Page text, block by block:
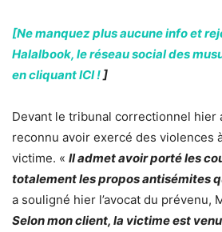
[Ne manquez plus aucune info et
Halalbook, le réseau social des
en cliquant ICI !]
Devant le tribunal correctionnel hier
reconnu avoir exercé des violences
victime. « Il admet avoir porté les
totalement les propos antisémites
a souligné hier l’avocat du prévenu,
Selon mon client, la victime est